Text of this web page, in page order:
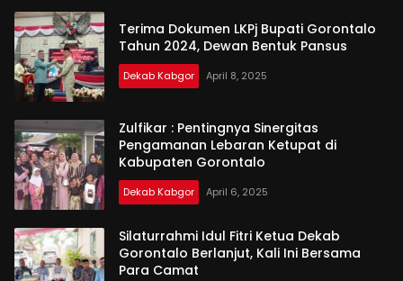
Terima Dokumen LKPj Bupati Gorontalo
Tahun 2024, Dewan Bentuk Pansus
Dekab Kabgor April 8, 2025
Zulfikar : Pentingnya Sinergitas
Pengamanan Lebaran Ketupat di
Kabupaten Gorontalo
Dekab Kabgor April 6, 2025
Silaturrahmi Idul Fitri Ketua Dekab
Gorontalo Berlanjut, Kali Ini Bersama
Para Camat